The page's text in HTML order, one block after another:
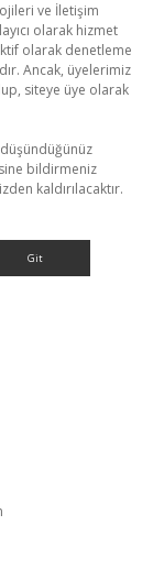
ve İletişim
olarak hizmet
olarak denetleme
Ancak, üyelerimiz
siteye üye olarak
bildirmeniz
kaldırılacaktır.